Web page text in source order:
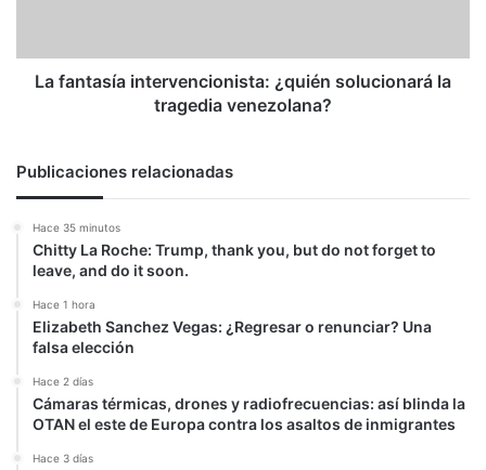
La fantasía intervencionista: ¿quién solucionará la
tragedia venezolana?
Publicaciones relacionadas
Hace 35 minutos
Chitty La Roche: Trump, thank you, but do not forget to
leave, and do it soon.
Hace 1 hora
Elizabeth Sanchez Vegas: ¿Regresar o renunciar? Una
falsa elección
Hace 2 días
Cámaras térmicas, drones y radiofrecuencias: así blinda la
OTAN el este de Europa contra los asaltos de inmigrantes
Hace 3 días